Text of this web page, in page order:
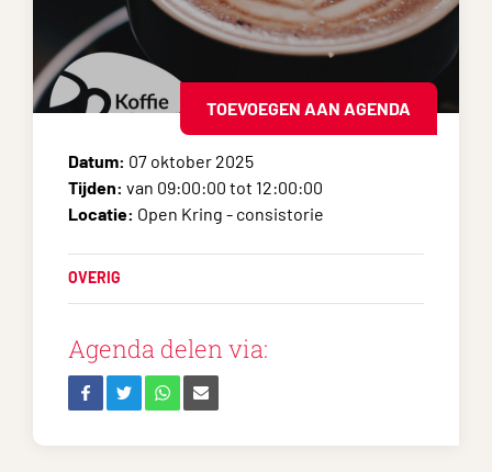
TOEVOEGEN AAN AGENDA
Datum: 07 oktober 2025
Tijden: van 09:00:00 tot 12:00:00
Locatie: Open Kring - consistorie
OVERIG
Agenda delen via: